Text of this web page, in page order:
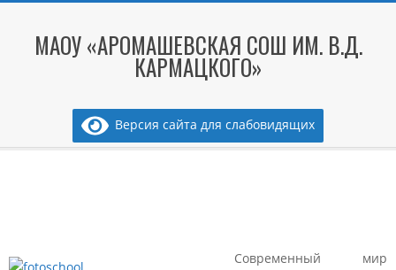
contentМАОУ «АРОМАШЕВСКАЯ СОШ ИМ. В.Д.
КАРМАЦКОГО»
Версия сайта для слабовидящих
Современный мир